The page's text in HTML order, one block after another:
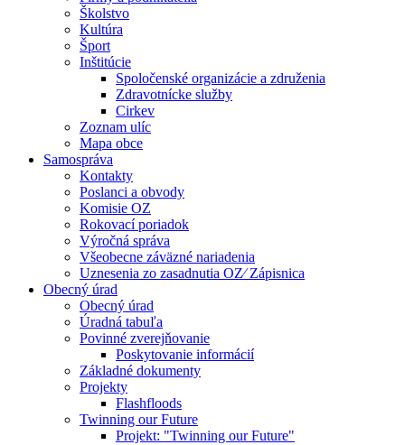
Školstvo
Kultúra
Šport
Inštitúcie
Spoločenské organizácie a združenia
Zdravotnícke služby
Cirkev
Zoznam ulíc
Mapa obce
Samospráva
Kontakty
Poslanci a obvody
Komisie OZ
Rokovací poriadok
Výročná správa
Všeobecne záväzné nariadenia
Uznesenia zo zasadnutia OZ⁄ Zápisnica
Obecný úrad
Obecný úrad
Úradná tabuľa
Povinné zverejňovanie
Poskytovanie informácií
Základné dokumenty
Projekty
Flashfloods
Twinning our Future
Projekt: "Twinning our Future"